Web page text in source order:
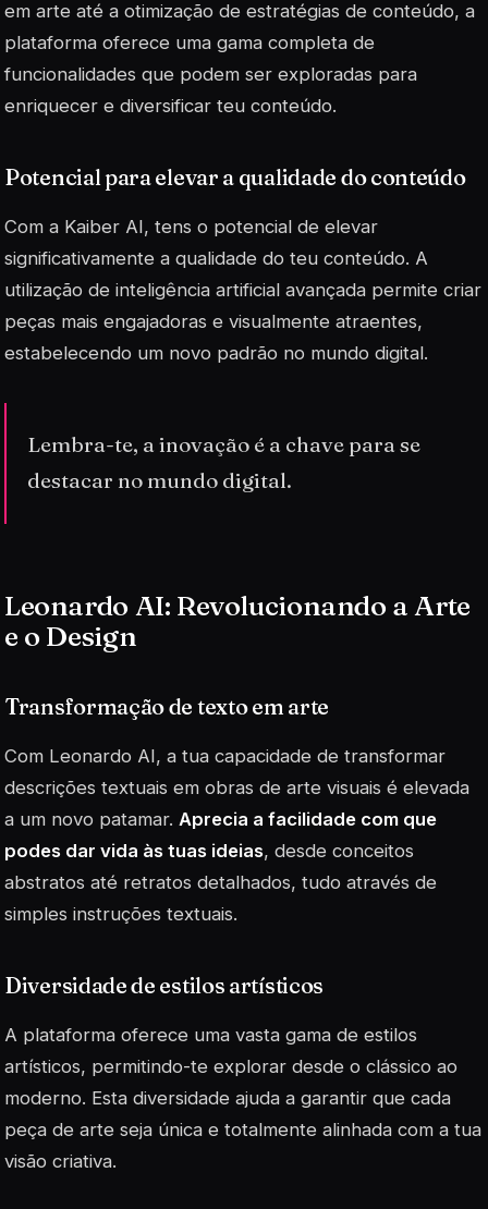
em arte até a otimização de estratégias de conteúdo, a
plataforma oferece uma gama completa de
funcionalidades que podem ser exploradas para
enriquecer e diversificar teu conteúdo.
Potencial para elevar a qualidade do conteúdo
Com a Kaiber AI, tens o potencial de elevar
significativamente a qualidade do teu conteúdo. A
utilização de inteligência artificial avançada permite criar
peças mais engajadoras e visualmente atraentes,
estabelecendo um novo padrão no mundo digital.
Lembra-te, a inovação é a chave para se
destacar no mundo digital.
Leonardo AI: Revolucionando a Arte
e o Design
Transformação de texto em arte
Com Leonardo AI, a tua capacidade de transformar
descrições textuais em obras de arte visuais é elevada
a um novo patamar. Aprecia a facilidade com que
podes dar vida às tuas ideias, desde conceitos
abstratos até retratos detalhados, tudo através de
simples instruções textuais.
Diversidade de estilos artísticos
A plataforma oferece uma vasta gama de estilos
artísticos, permitindo-te explorar desde o clássico ao
moderno. Esta diversidade ajuda a garantir que cada
peça de arte seja única e totalmente alinhada com a tua
visão criativa.